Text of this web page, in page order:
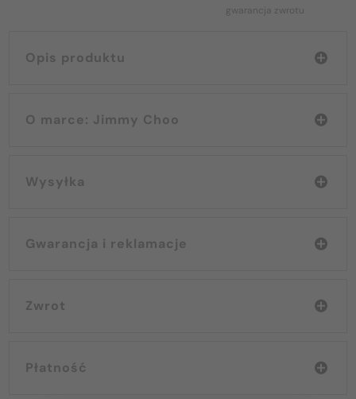
gwarancja zwrotu
Opis produktu
O marce: Jimmy Choo
Wysyłka
Gwarancja i reklamacje
Zwrot
Płatność